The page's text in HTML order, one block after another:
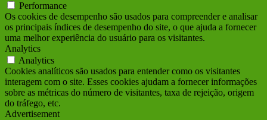
Performance
Os cookies de desempenho são usados para compreender e analisar
os principais índices de desempenho do site, o que ajuda a fornecer
uma melhor experiência do usuário para os visitantes.
Analytics
Analytics
Cookies analíticos são usados para entender como os visitantes
interagem com o site. Esses cookies ajudam a fornecer informações
sobre as métricas do número de visitantes, taxa de rejeição, origem
do tráfego, etc.
Advertisement